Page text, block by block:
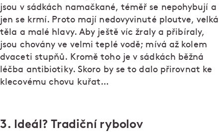
jsou v sádkách namačkané, téměř se nepohybují a
jen se krmí. Proto mají nedovyvinuté ploutve, velká
těla a malé hlavy. Aby ještě víc žraly a přibíraly,
jsou chovány ve velmi teplé vodě; mívá až kolem
dvaceti stupňů. Kromě toho je v sádkách běžná
léčba antibiotiky. Skoro by se to dalo přirovnat ke
klecovému chovu kuřat…
3. Ideál? Tradiční rybolov